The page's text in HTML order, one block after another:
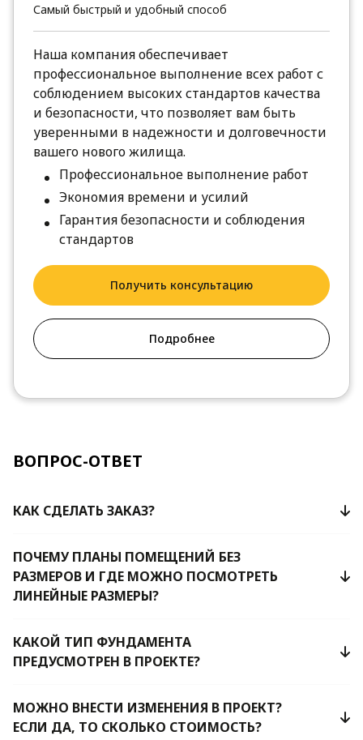
Самый быстрый и удобный способ
Наша компания обеспечивает
профессиональное выполнение всех работ с
соблюдением высоких стандартов качества
и безопасности, что позволяет вам быть
уверенными в надежности и долговечности
вашего нового жилища.
Профессиональное выполнение работ
Экономия времени и усилий
Гарантия безопасности и соблюдения
стандартов
Получить консультацию
Подробнее
ВОПРОС-ОТВЕТ
КАК СДЕЛАТЬ ЗАКАЗ?
ПОЧЕМУ ПЛАНЫ ПОМЕЩЕНИЙ БЕЗ
РАЗМЕРОВ И ГДЕ МОЖНО ПОСМОТРЕТЬ
ЛИНЕЙНЫЕ РАЗМЕРЫ?
КАКОЙ ТИП ФУНДАМЕНТА
ПРЕДУСМОТРЕН В ПРОЕКТЕ?
МОЖНО ВНЕСТИ ИЗМЕНЕНИЯ В ПРОЕКТ?
ЕСЛИ ДА, ТО СКОЛЬКО СТОИМОСТЬ?